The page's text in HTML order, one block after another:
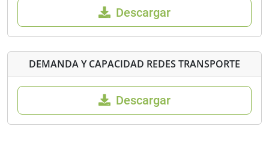
Descargar
DEMANDA Y CAPACIDAD REDES TRANSPORTE
Descargar